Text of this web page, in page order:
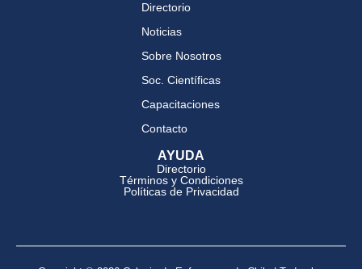
Directorio
Noticias
Sobre Nosotros
Soc. Científicas
Capacitaciones
Contacto
AYUDA
Directorio
Términos y Condiciones
Políticas de Privacidad